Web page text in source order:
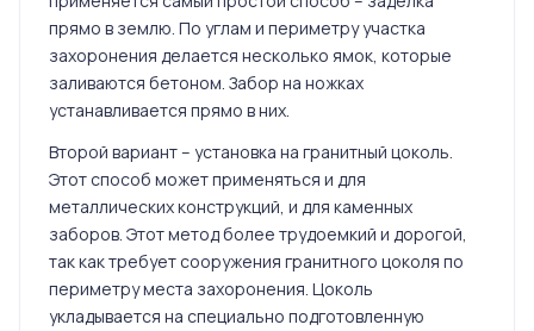
прямо в землю. По углам и периметру участка
захоронения делается несколько ямок, которые
заливаются бетоном. Забор на ножках
устанавливается прямо в них.
Второй вариант – установка на гранитный цоколь.
Этот способ может применяться и для
металлических конструкций, и для каменных
заборов. Этот метод более трудоемкий и дорогой,
так как требует сооружения гранитного цоколя по
периметру места захоронения. Цоколь
укладывается на специально подготовленную